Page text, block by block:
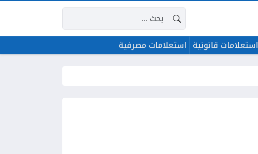
البحث عن:
استعلامات قانونية استعلامات مصرفية